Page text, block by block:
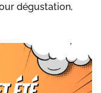
dégustation,